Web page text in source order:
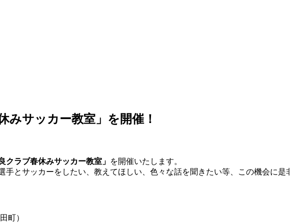
みサッカー教室」を開催！
クラブ春休みサッカー教室」 を開催いたします。
手とサッカーをしたい、教えてほしい、色々な話を聞きたい等、この機会に是
町）